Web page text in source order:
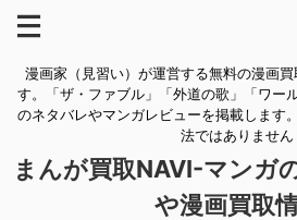
漫画家（見習い）が運営する無料の漫画
す。「ザ・ファブル」「外道の歌」「ワー
のネタバレやマンガレビューを掲載します
法ではありません
まんが買取NAVI-マンガ
や漫画買取